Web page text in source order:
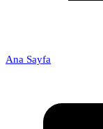
Ana Sayfa